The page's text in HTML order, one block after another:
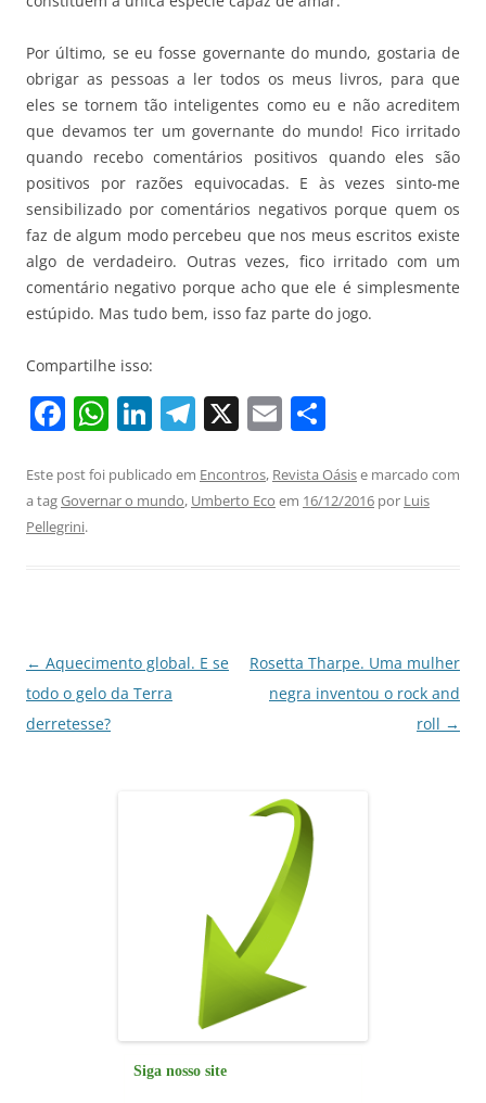
Por último, se eu fosse governante do mundo, gostaria de
obrigar as pessoas a ler todos os meus livros, para que
eles se tornem tão inteligentes como eu e não acreditem
que devamos ter um governante do mundo! Fico irritado
quando recebo comentários positivos quando eles são
positivos por razões equivocadas. E às vezes sinto-me
sensibilizado por comentários negativos porque quem os
faz de algum modo percebeu que nos meus escritos existe
algo de verdadeiro. Outras vezes, fico irritado com um
comentário negativo porque acho que ele é simplesmente
estúpido. Mas tudo bem, isso faz parte do jogo.
Compartilhe isso:
F
c
e
k
W
at
s
Li
k
e
T
e
gr
X E
ai
l
ar
e
Este post foi publicado em Encontros, Revista Oásise marcado com
a tagGovernar o mundo, Umberto Eco em 16/12/2016 por Luis
Pellegrini.
Navegação
de
posts
← Aquecimento global. E se
todo o gelo da Terra
derretesse?
Rosetta Tharpe. Uma mulher
negra inventou o rock and
roll →
Siga nosso site